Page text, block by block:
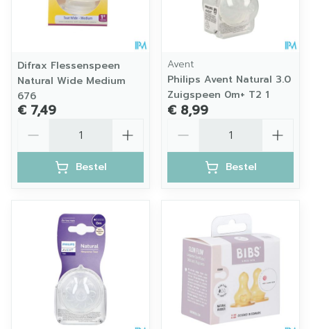
Difrax Flessenspeen
Natural Wide Medium
676
€ 7,49
Bestel
Avent
Philips Avent Natural 3.0
Zuigspeen 0m+ T2 1
€ 8,99
Bestel